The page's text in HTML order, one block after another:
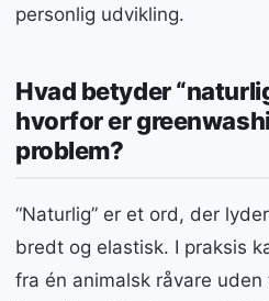
personlig udvikling.
Hvad betyder
hvorfor er
problem?
“Naturlig” er et ord, der
bredt og elastisk. I praksis
fra én animalsk råvare